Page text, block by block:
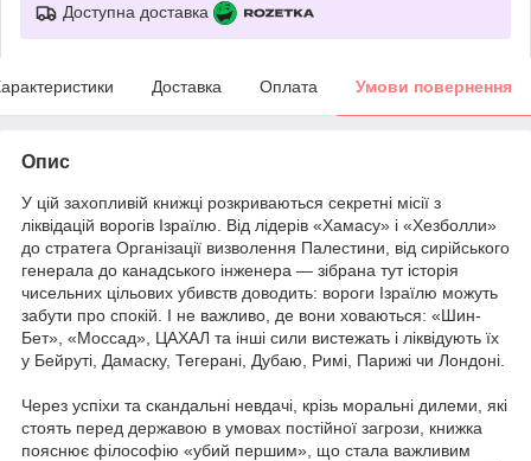
Доступна доставка
Доставка Оплата Умови повернення
Опис
У цій захопливій книжці розкриваються секретні місії з
ліквідацій ворогів Ізраїлю. Від лідерів «Хамасу» і «Хезболли»
до стратега Організації визволення Палестини, від сирійського
генерала до канадського інженера — зібрана тут історія
чисельних цільових убивств доводить: вороги Ізраїлю можуть
забути про спокій. І не важливо, де вони ховаються: «Шин-
Бет», «Моссад», ЦАХАЛ та інші сили вистежать і ліквідують їх
у Бейруті, Дамаску, Тегерані, Дубаю, Римі, Парижі чи Лондоні.
Через успіхи та скандальні невдачі, крізь моральні дилеми, які
стоять перед державою в умовах постійної загрози, книжка
пояснює філософію «убий першим», що стала важливим